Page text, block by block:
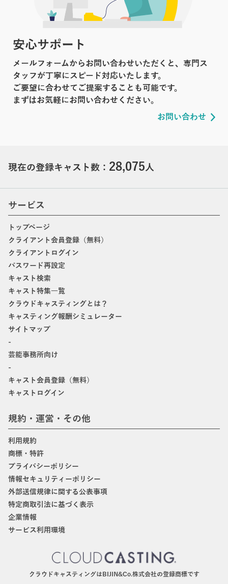
安心サポート
メールフォームからお問い合わせいただくと、専門ス
タッフが丁寧にスピード対応いたします。
ご要望に合わせてご提案することも可能です。
まずはお気軽にお問い合わせください。
お問い合わせ
現在の登録キャスト数： 28,075人
サービス
トップページ
クライアント会員登録（無料）
クライアントログイン
パスワード再設定
キャスト検索
キャスト特集一覧
クラウドキャスティングとは？
キャスティング報酬シミュレーター
サイトマップ
-
芸能事務所向け
-
キャスト会員登録（無料）
キャストログイン
規約・運営・その他
利用規約
商標・特許
プライバシーポリシー
情報セキュリティーポリシー
外部送信規律に関する公表事項
特定商取引法に基づく表示
企業情報
サービス利用環境
クラウドキャスティングはBIJIN&Co.株式会社の登録商標です